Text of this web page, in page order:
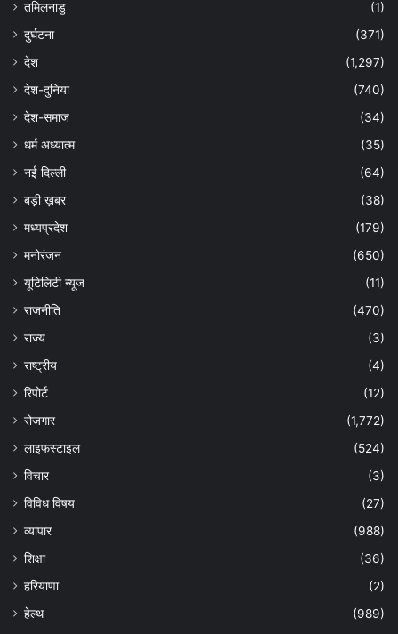
तमिलनाडु
(1)
दुर्घटना
(371)
देश
(1,297)
देश-दुनिया
(740)
देश-समाज
(34)
धर्म अध्यात्म
(35)
नई दिल्ली
(64)
बड़ी ख़बर
(38)
मध्यप्रदेश
(179)
मनोरंजन
(650)
यूटिलिटी न्यूज
(11)
राजनीति
(470)
राज्य
(3)
राष्ट्रीय
(4)
रिपोर्ट
(12)
रोजगार
(1,772)
लाइफस्टाइल
(524)
विचार
(3)
विविध विषय
(27)
व्यापार
(988)
शिक्षा
(36)
हरियाणा
(2)
हेल्‍थ
(989)